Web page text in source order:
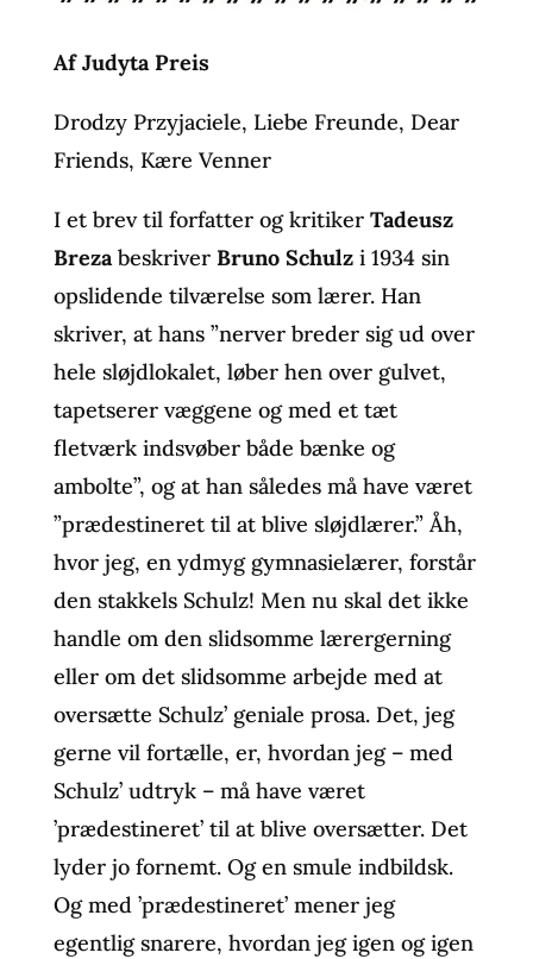
Af Judyta Preis
Drodzy Przyjaciele, Liebe Freunde, Dear
Friends, Kære Venner
I et brev til forfatter og kritikerTadeusz
Brezabeskriver Bruno Schulzi 1934 sin
opslidende tilværelse som lærer. Han
skriver, at hans ”nerver breder sig ud over
hele sløjdlokalet, løber hen over gulvet,
tapetserer væggene og med et tæt
fletværk indsvøber både bænke og
ambolte”, og at han således må have været
”prædestineret til at blive sløjdlærer.” Åh,
hvor jeg, en ydmyg gymnasielærer, forstår
den stakkels Schulz! Men nu skal det ikke
handle om den slidsomme lærergerning
eller om det slidsomme arbejde med at
oversætte Schulz’ geniale prosa. Det, jeg
gerne vil fortælle, er, hvordan jeg – med
Schulz’ udtryk – må have været
’prædestineret’ til at blive oversætter. Det
lyder jo fornemt. Og en smule indbildsk.
Og med ’prædestineret’ mener jeg
egentlig snarere, hvordan jeg igen og igen